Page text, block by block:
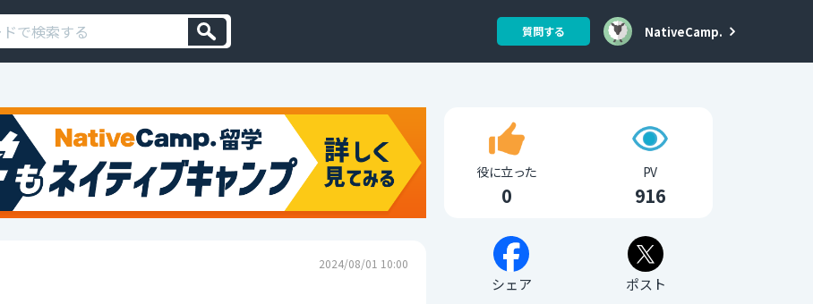
質問する NativeCamp.
2024/08/01 10:00
役に立った
0
PV
916
シェア ポスト